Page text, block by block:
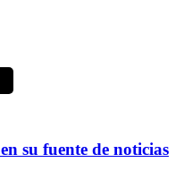
en su fuente de noticias